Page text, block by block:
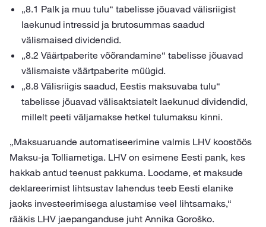
„8.1 Palk ja muu tulu“ tabelisse jõuavad välisriigist
laekunud intressid ja brutosummas saadud
välismaised dividendid.
„8.2 Väärtpaberite võõrandamine“ tabelisse jõuavad
välismaiste väärtpaberite müügid.
„8.8 Välisriigis saadud, Eestis maksuvaba tulu“
tabelisse jõuavad välisaktsiatelt laekunud dividendid,
millelt peeti väljamakse hetkel tulumaksu kinni.
„Maksuaruande automatiseerimine valmis LHV koostöös
Maksu-ja Tolliametiga. LHV on esimene Eesti pank, kes
hakkab antud teenust pakkuma. Loodame, et maksude
deklareerimist lihtsustav lahendus teeb Eesti elanike
jaoks investeerimisega alustamise veel lihtsamaks,“
rääkis LHV jaepanganduse juht Annika Goroško.